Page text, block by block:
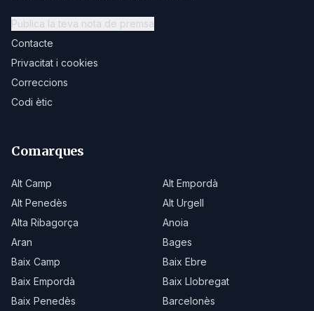
Publica la teva nota de premsa
Contacte
Privacitat i cookies
Correccions
Codi ètic
Comarques
Alt Camp
Alt Empordà
Alt Penedès
Alt Urgell
Alta Ribagorça
Anoia
Aran
Bages
Baix Camp
Baix Ebre
Baix Empordà
Baix Llobregat
Baix Penedès
Barcelonès